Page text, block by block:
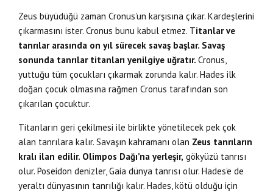
Zeus büyüdüğü zaman Cronus’un karşısına çıkar. Kardeşlerini
çıkarmasını ister. Cronus bunu kabul etmez. Titanlar ve
tanrılar arasında on yıl sürecek savaş başlar. Savaş
sonunda tanrılar titanları yenilgiye uğratır. Cronus,
yuttuğu tüm çocukları çıkarmak zorunda kalır. Hades ilk
doğan çocuk olmasına rağmen Cronus tarafından son
çıkarılan çocuktur.
Titanların geri çekilmesi ile birlikte yönetilecek pek çok
alan tanrılara kalır. Savaşın kahramanı olan Zeus tanrıların
kralı ilan edilir. Olimpos Dağı’na yerleşir, gökyüzü tanrısı
olur. Poseidon denizler, Gaia dünya tanrısı olur. Hades’e de
yeraltı dünyasının tanrılığı kalır. Hades, kötü olduğu için